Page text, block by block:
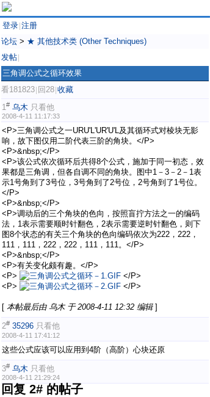
登录 注册
论坛 > ★ 其他技术类 (Other Techniques)
发帖
三角调公式之循环效果
看181823 回28 收藏
1# 乌木 只看他
2008-4-11 11:17:33
<P>三角调公式之一URU'L'UR'U'L及其循环式对棱块无影
响，故下图仅用二阶代表三阶的角块。</P>
<P>&nbsp;</P>
<P>该公式依次循环后共得8个公式，施加于同一初态，效
果都是三角调，但各自调不同的角块。图中1－3－2－1表
示1号角到了3号位，3号角到了2号位，2号角到了1号位。
</P>
<P>&nbsp;</P>
<P>调动后的三个角块的色向，按照盲拧方法之一的编码
法，1表示需要顺时针翻色，2表示需要逆时针翻色，则下
图8个状态的有关三个角块的色向编码依次为222，222，
111，111，222，222，111，111。</P>
<P>&nbsp;</P>
<P>有关变化颇有趣。</P>
<P>
</P>
<P>
</P>
[ 本帖最后由 乌木 于 2008-4-11 12:32 编辑 ]
2# 35296 只看他
2008-4-11 17:41:12
这些公式应该可以应用到4阶（高阶）心块还原
3# 乌木 只看他
2008-4-11 21:29:24
回复 2# 的帖子